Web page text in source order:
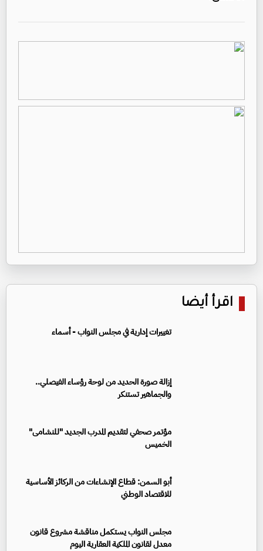
اقرأ أيضا
تغييرات إدارية في مجلس النواب - أسماء
إزالة صورة الحديد من لوحة رؤساء الفيصلي..
والجماهير تستنكر
مؤتمر صحفي لتقديم المدرب الجديد "للنشامى"
الخميس
أبو السمن: قطاع الإنشاءات من الركائز الأساسية
للاقتصاد الوطني
مجلس النواب يستكمل مناقشة مشروع قانون
معدل لقانون الملكية العقارية اليوم